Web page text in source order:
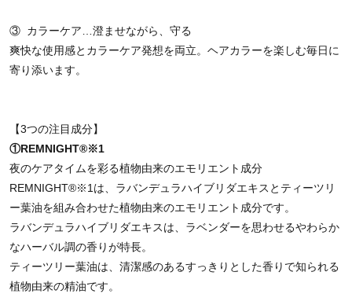
③ カラーケア…澄ませながら、守る
爽快な使用感とカラーケア発想を両立。ヘアカラーを楽しむ毎日に
寄り添います。
【3つの注目成分】
①REMNIGHT®※1
夜のケアタイムを彩る植物由来のエモリエント成分
REMNIGHT®※1は、ラバンデュラハイブリダエキスとティーツリ
ー葉油を組み合わせた植物由来のエモリエント成分です。
ラバンデュラハイブリダエキスは、ラベンダーを思わせるやわらか
なハーバル調の香りが特長。
ティーツリー葉油は、清潔感のあるすっきりとした香りで知られる
植物由来の精油です。